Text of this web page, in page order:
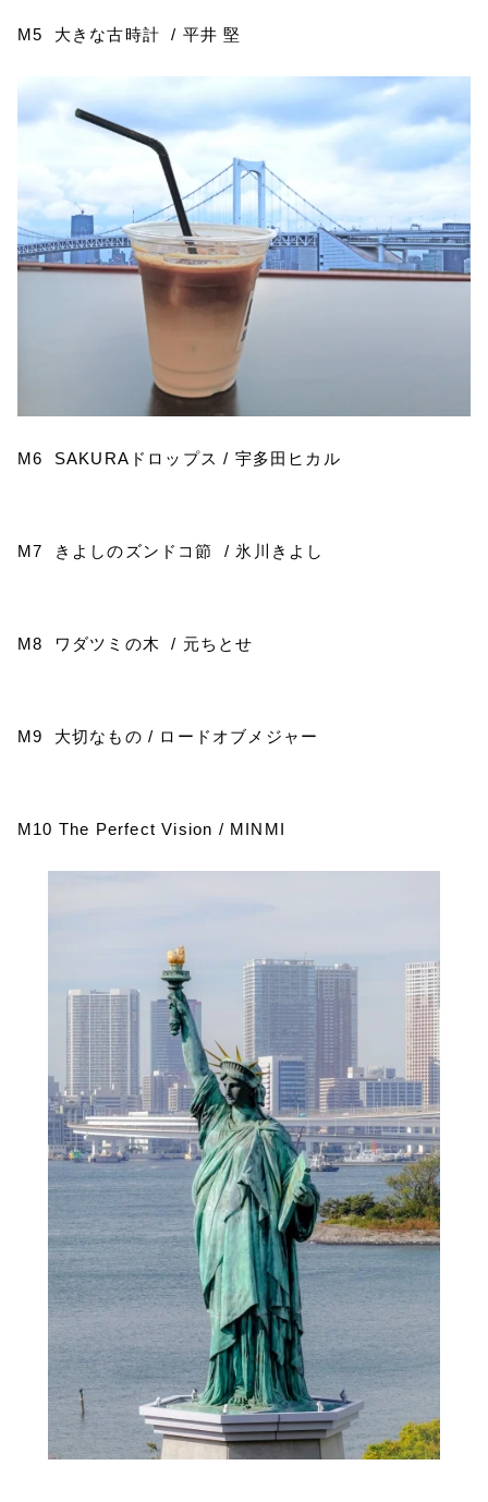
M5 大きな古時計 / 平井 堅
M6 SAKURA ドロップス/ 宇多田ヒカル
M7 きよしのズンドコ節 / 氷川きよし
M8 ワダツミの木 / 元ちとせ
M9 大切なもの / ロードオブメジャー
M10 The Perfect Vision / MINMI